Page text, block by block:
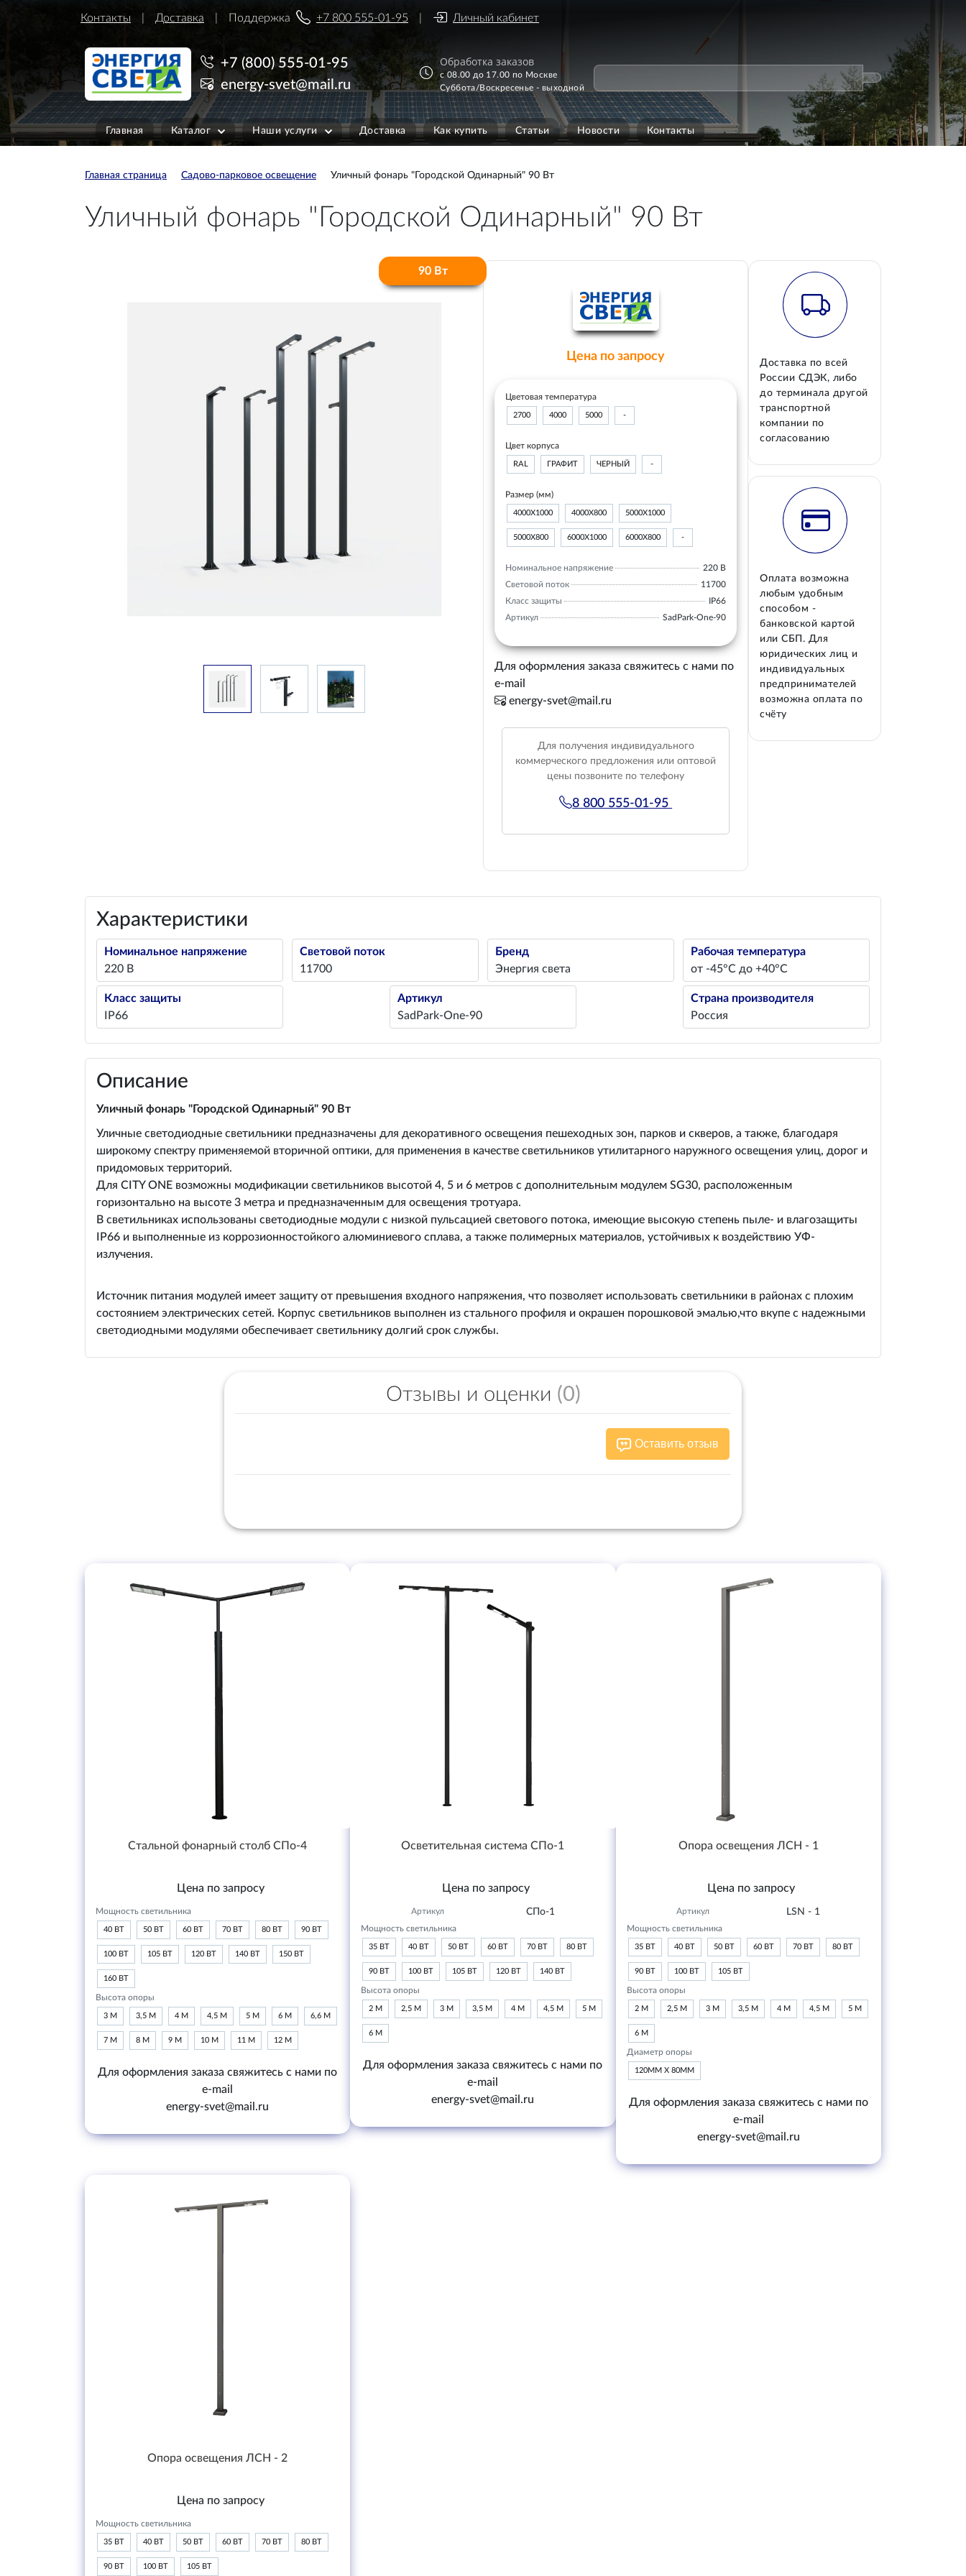
Контакты Доставка Поддержка +7 800 555-01-95 Личный кабинет
+7 (800) 555-01-95
energy-svet@mail.ru
Обработка заказов
с 08.00 до 17.00 по Москве
Суббота/Воскресенье - выходной
Главная Каталог Наши услуги Доставка Как купить Статьи Новости Контакты
Главная страница Садово-парковое освещение Уличный фонарь "Городской Одинарный" 90 Вт
Уличный фонарь "Городской Одинарный" 90 Вт
90 Вт
Цена по запросу
Цветовая температура
2700 4000 5000 -
Цвет корпуса
RAL ГРАФИТ ЧЕРНЫЙ -
Размер (мм)
4000Х1000 4000Х800 5000Х1000
5000Х800 6000Х1000 6000Х800 -
Номинальное напряжение
220 В
Световой поток
11700
Класс защиты
IP66
Артикул
SadPark-One-90
Для оформления заказа свяжитесь с нами по
e-mail
energy-svet@mail.ru
Для получения индивидуального
коммерческого предложения или оптовой
цены позвоните по телефону
8 800 555-01-95
Доставка по всей
России СДЭК, либо
до терминала другой
транспортной
компании по
согласованию
Оплата возможна
любым удобным
способом -
банковской картой
или СБП. Для
юридических лиц и
индивидуальных
предпринимателей
возможна оплата по
счёту
Характеристики
Номинальное напряжение
220 В
Световой поток
11700
Бренд
Энергия света
Рабочая температура
от -45°С до +40°С
Класс защиты
IP66
Артикул
SadPark-One-90
Страна производителя
Россия
Описание
Уличный фонарь "Городской Одинарный" 90 Вт
Уличные светодиодные светильники предназначены для декоративного освещения пешеходных зон, парков и скверов, а также, благодаря
широкому спектру применяемой вторичной оптики, для применения в качестве светильников утилитарного наружного освещения улиц, дорог и
придомовых территорий.
Для CITY ONE возможны модификации светильников высотой 4, 5 и 6 метров с дополнительным модулем SG30, расположенным
горизонтально на высоте 3 метра и предназначенным для освещения тротуара.
В светильниках использованы светодиодные модули с низкой пульсацией светового потока, имеющие высокую степень пыле- и влагозащиты
IP66 и выполненные из коррозионностойкого алюминиевого сплава, а также полимерных материалов, устойчивых к воздействию УФ-
излучения.
Источник питания модулей имеет защиту от превышения входного напряжения, что позволяет использовать светильники в районах с плохим
состоянием электрических сетей. Корпус светильников выполнен из стального профиля и окрашен порошковой эмалью,что вкупе с надежными
светодиодными модулями обеспечивает светильнику долгий срок службы.
Отзывы и оценки (0)
Оставить отзыв
Стальной фонарный столб СПо-4
Цена по запросу
Мощность светильника
40 ВТ 50 ВТ 60 ВТ 70 ВТ 80 ВТ 90 ВТ
100 ВТ 105 ВТ 120 ВТ 140 ВТ 150 ВТ
160 ВТ
Высота опоры
3 М 3,5 М 4 М 4,5 М 5 М 6 М 6,6 М
7 М 8 М 9 М 10 М 11 М 12 М
Для оформления заказа свяжитесь с нами по
e-mail
energy-svet@mail.ru
Осветительная система СПо-1
Цена по запросу
Артикул СПо-1
Мощность светильника
35 ВТ 40 ВТ 50 ВТ 60 ВТ 70 ВТ 80 ВТ
90 ВТ 100 ВТ 105 ВТ 120 ВТ 140 ВТ
Высота опоры
2 М 2,5 М 3 М 3,5 М 4 М 4,5 М 5 М
6 М
Для оформления заказа свяжитесь с нами по
e-mail
energy-svet@mail.ru
Опора освещения ЛСН - 1
Цена по запросу
Артикул LSN - 1
Мощность светильника
35 ВТ 40 ВТ 50 ВТ 60 ВТ 70 ВТ 80 ВТ
90 ВТ 100 ВТ 105 ВТ
Высота опоры
2 М 2,5 М 3 М 3,5 М 4 М 4,5 М 5 М
6 М
Диаметр опоры
120ММ Х 80ММ
Для оформления заказа свяжитесь с нами по
e-mail
energy-svet@mail.ru
Опора освещения ЛСН - 2
Цена по запросу
Мощность светильника
35 ВТ 40 ВТ 50 ВТ 60 ВТ 70 ВТ 80 ВТ
90 ВТ 100 ВТ 105 ВТ